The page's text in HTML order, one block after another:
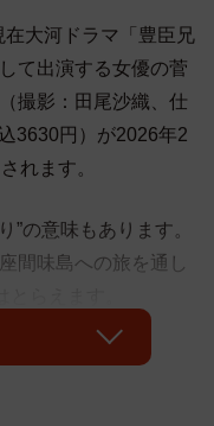
大河ドラマ「豊臣兄
て出演する女優の菅
撮影：田尾沙織、仕
3630円） が2026年2
れます。
”の意味もあります。
間味島への旅を通し
シュな寝起き、朝の